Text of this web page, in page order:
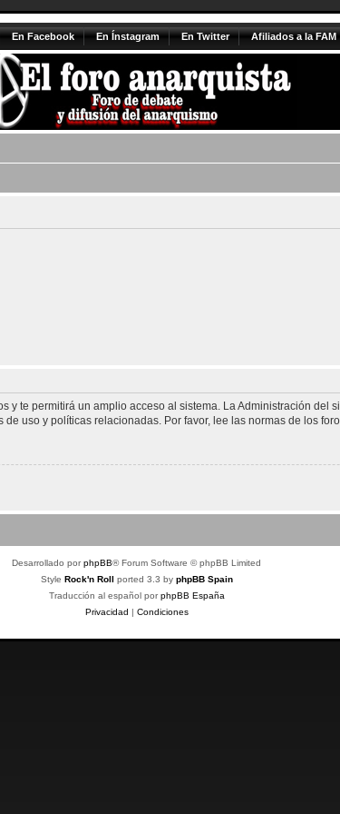
En Facebook En Ínstagram En Twitter Afiliados a la FAM
y te permitirá un amplio acceso al sistema. La Administración
uso y políticas relacionadas. Por favor, lee las normas de los
Desarrollado porphpBB® Forum Software © phpBB Limited
Style Rock'n Roll ported 3.3 by phpBB Spain
Traducción al español porphpBB España
Privacidad | Condiciones